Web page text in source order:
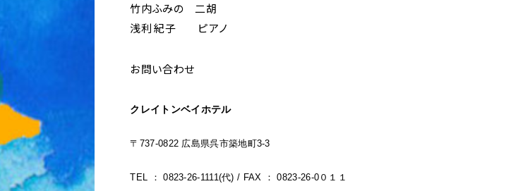
竹内ふみの 二胡
浅利 紀子 ピアノ
お問い合わせ
クレイトンベイホテル
〒737-0822 広島県呉市築地町3-3
TEL ： 0823-26-1111(代) / FAX ： 0823-26-0０１１